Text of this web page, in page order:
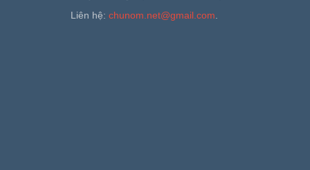
Liên hệ: chunom.net@gmail.com